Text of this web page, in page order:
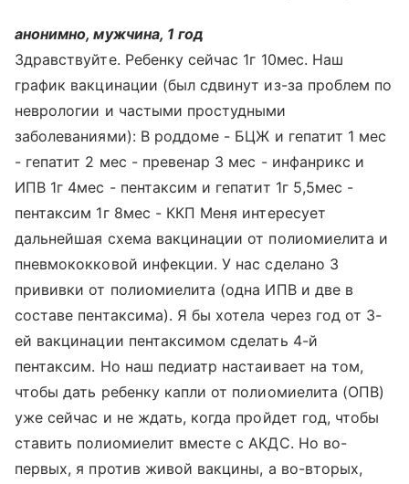
анонимно, мужчина, 1 год
Здравствуйте. Ребенку сейчас 1г 10мес. Наш
график вакцинации (был сдвинут из-за проблем по
неврологии и частыми простудными
заболеваниями): В роддоме - БЦЖ и гепатит 1 мес
- гепатит 2 мес - превенар 3 мес - инфанрикс и
ИПВ 1г 4мес - пентаксим и гепатит 1г 5,5мес -
пентаксим 1г 8мес - ККП Меня интересует
дальнейшая схема вакцинации от полиомиелита и
пневмококковой инфекции. У нас сделано 3
прививки от полиомиелита (одна ИПВ и две в
составе пентаксима). Я бы хотела через год от 3-
ей вакцинации пентаксимом сделать 4-й
пентаксим. Но наш педиатр настаивает на том,
чтобы дать ребенку капли от полиомиелита (ОПВ)
уже сейчас и не ждать, когда пройдет год, чтобы
ставить полиомиелит вместе с АКДС. Но во-
первых, я против живой вакцины, а во-вторых,